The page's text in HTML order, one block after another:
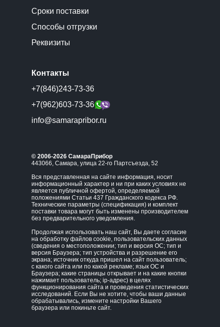
Сроки поставки
Способы отгрузки
Реквизиты
Контакты
+7(846)243-73-36
+7(962)603-73-36
info@samarapribor.ru
© 2006-2026 СамараПрибор
443066, Самара, улица 22-го Партсъезда, 52
Вся представленная на сайте информация, носит
информационный характер и ни при каких условиях не
является публичной офертой, определяемой
положениями Статьи 437 Гражданского кодекса РФ.
Технические параметры (спецификация) и комплект
поставки товара могут быть изменены производителем
без предварительного уведомления.
Продолжая использовать наш сайт, Вы даете согласие
на обработку файлов cookie, пользовательских данных
(сведения о местоположении; тип и версия ОС; тип и
версия Браузера; тип устройства и разрешение его
экрана; источник откуда пришел на сайт пользователь;
с какого сайта или по какой рекламе; язык ОС и
Браузера; какие страницы открывает и на какие кнопки
нажимает пользователь; ip-адрес) в целях
функционирования сайта и проведения статистических
исследований. Если Вы не хотите, чтобы ваши данные
обрабатывались, измените настройки Вашего
браузера или покиньте сайт.